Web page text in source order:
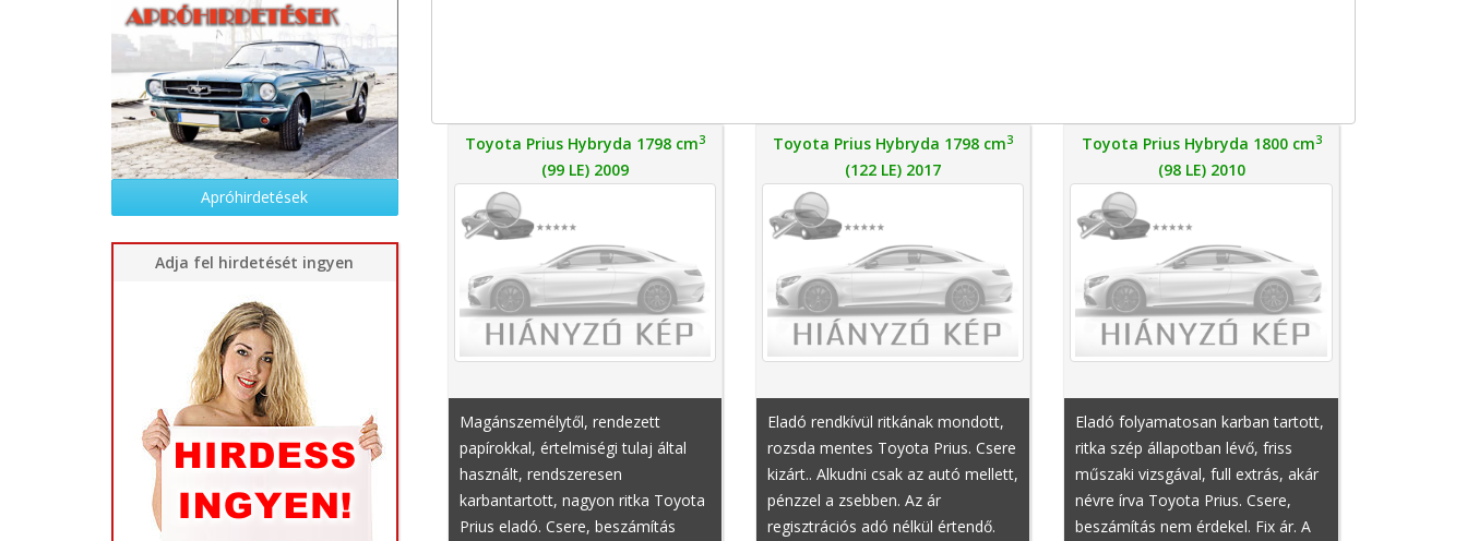
Apróhirdetések
Adja fel hirdetését ingyen
Toyota Prius Hybryda 1798 cm3
(99 LE) 2009
Magánszemélytől, rendezett
papírokkal, értelmiségi tulaj által
használt, rendszeresen
karbantartott, nagyon ritka Toyota
Prius eladó. Csere, beszámítás
Toyota Prius Hybryda 1798 cm3
(122 LE) 2017
Eladó rendkívül ritkának mondott,
rozsda mentes Toyota Prius. Csere
kizárt.. Alkudni csak az autó mellett,
pénzzel a zsebben. Az ár
regisztrációs adó nélkül értendő.
Toyota Prius Hybryda 1800 cm3
(98 LE) 2010
Eladó folyamatosan karban tartott,
ritka szép állapotban lévő, friss
műszaki vizsgával, full extrás, akár
névre írva Toyota Prius. Csere,
beszámítás nem érdekel. Fix ár. A